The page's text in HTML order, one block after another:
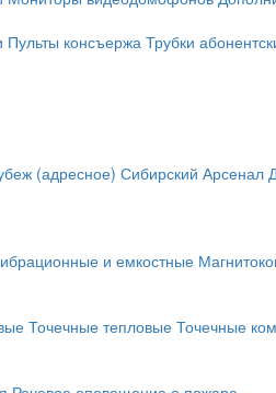
Пульты консъержа Трубки
(адресное) Сибирский Арсенал
и емкостные
Точечные тепловые Точечные